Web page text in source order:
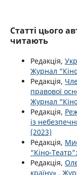
Статті цього
читають
Редакція,
Журнал
Редакція,
правової
Журнал
Редакція,
із
(2023)
Редакція,
“Кіно-
Редакція,
країну» ,